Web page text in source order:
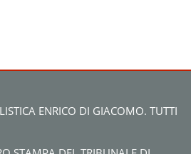
ENRICO DI GIACOMO. TUTTI